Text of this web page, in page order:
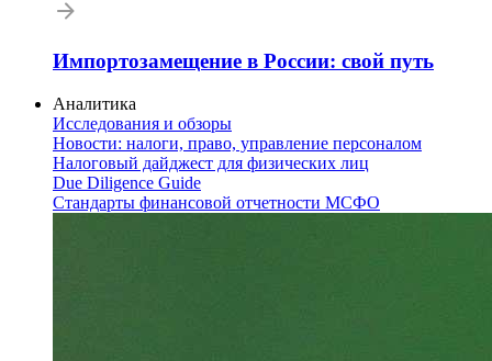
Импортозамещение в России: свой путь
Аналитика
Исследования и обзоры
Новости: налоги, право, управление персоналом
Налоговый дайджест для физических лиц
Due Diligence Guide
Стандарты финансовой отчетности МСФО